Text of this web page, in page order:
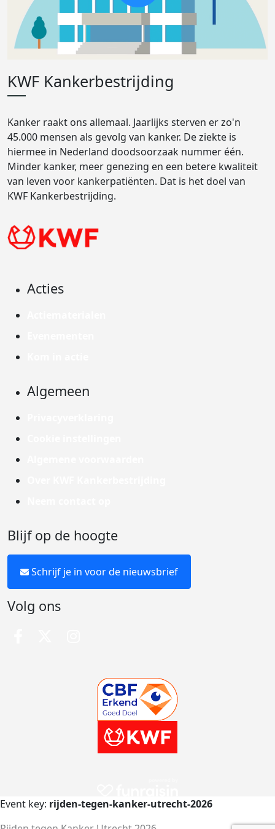
KWF Kankerbestrijding
Kanker raakt ons allemaal. Jaarlijks sterven er zo'n
45.000 mensen als gevolg van kanker. De ziekte is
hiermee in Nederland doodsoorzaak nummer één.
Minder kanker, meer genezing en een betere kwaliteit
van leven voor kankerpatiënten. Dat is het doel van
KWF Kankerbestrijding.
Acties
Algemeen
Blijf op de hoogte
Schrijf je in voor de nieuwsbrief
Volg ons
Event key: rijden-tegen-kanker-utrecht-2026